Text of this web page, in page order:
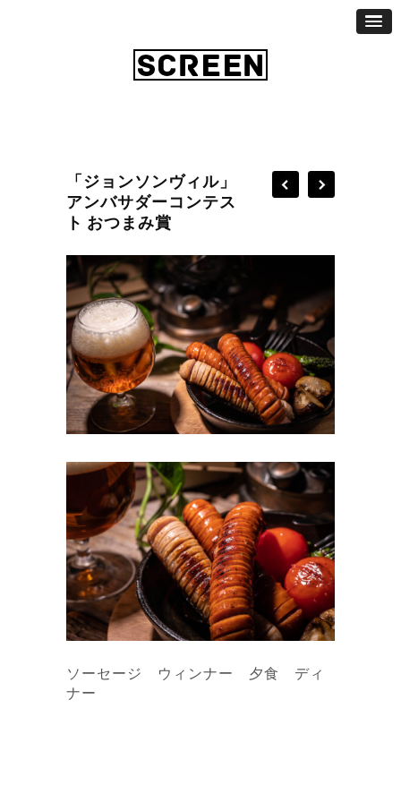
「ジョンソンヴィル」
アンバサダーコンテス
ト おつまみ賞
ソーセージ ウィンナー 夕食 ディ
ナー